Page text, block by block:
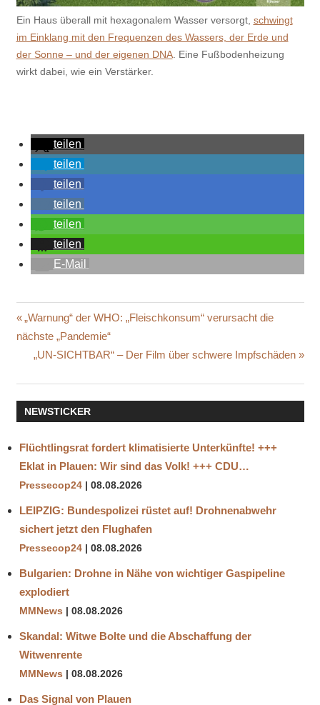
Ein Haus überall mit hexagonalem Wasser versorgt, schwingt
im Einklang mit den Frequenzen des Wassers, der Erde und
der Sonne – und der eigenen DNA. Eine Fußbodenheizung
wirkt dabei, wie ein Verstärker.
teilen
teilen
teilen
teilen
teilen
teilen
E-Mail
Beitragsnavigation
Vorheriger
Beitrag:
„Warnung“ der WHO: „Fleischkonsum“ verursacht die
nächste „Pandemie“
Nächster
„UN-SICHTBAR“ – Der Film über schwere Impfschäden
NEWSTICKER
Flüchtlingsrat fordert klimatisierte Unterkünfte! +++
Eklat in Plauen: Wir sind das Volk! +++ CDU…
Pressecop24 08.08.2026
LEIPZIG: Bundespolizei rüstet auf! Drohnenabwehr
sichert jetzt den Flughafen
Pressecop24 08.08.2026
Bulgarien: Drohne in Nähe von wichtiger Gaspipeline
explodiert
MMNews 08.08.2026
Skandal: Witwe Bolte und die Abschaffung der
Witwenrente
MMNews 08.08.2026
Das Signal von Plauen